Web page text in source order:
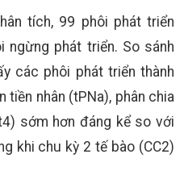
tích, 99 phôi phát triển
ngừng phát triển. So sánh
các phôi phát triển thành
nhân (tPNa), phân chia
sớm hơn đáng kể so với
khi chu kỳ 2 tế bào (CC2)